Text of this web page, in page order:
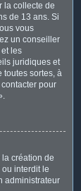
la collecte de
de 13 ans. Si
vous
un conseiller
les
juridiques et
toutes sortes, à
pour
la création de
interdit le
administrateur